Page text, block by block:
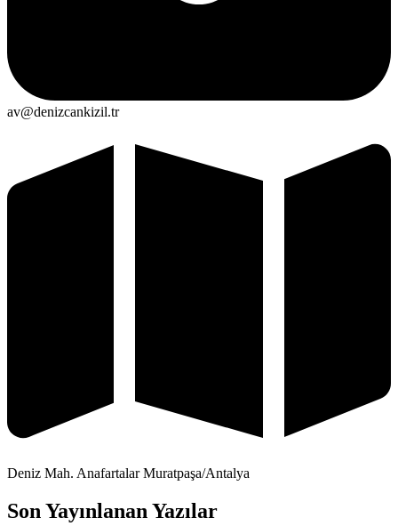
av@denizcankizil.tr
Deniz Mah. Anafartalar Muratpaşa/Antalya
Son Yayınlanan Yazılar